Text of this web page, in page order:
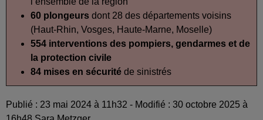
60 plongeurs dont 28 des départements voisins
(Haut-Rhin, Vosges, Haute-Marne, Moselle)
554 interventions des pompiers, gendarmes et de
la protection civile
84 mises en sécurité de sinistrés
Publié : 23 mai 2024 à 11h32 - Modifié : 30 octobre 2025 à